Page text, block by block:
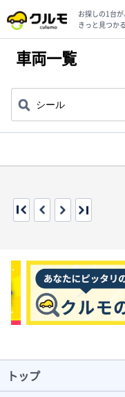
お探しの1台が、
きっと見つかる
車両一覧
トップ